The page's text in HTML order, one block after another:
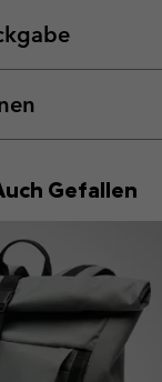
Gefallen